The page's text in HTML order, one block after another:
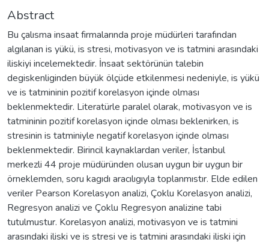
Abstract
Bu çalısma insaat firmalarında proje müdürleri tarafından
algılanan is yükü, is stresi, motivasyon ve is tatmini arasındaki
iliskiyi incelemektedir. İnsaat sektörünün talebin
degiskenliginden büyük ölçüde etkilenmesi nedeniyle, is yükü
ve is tatmininin pozitif korelasyon içinde olması
beklenmektedir. Literatürle paralel olarak, motivasyon ve is
tatmininin pozitif korelasyon içinde olması beklenirken, is
stresinin is tatminiyle negatif korelasyon içinde olması
beklenmektedir. Birincil kaynaklardan veriler, İstanbul
merkezli 44 proje müdüründen olusan uygun bir uygun bir
örneklemden, soru kagıdı aracılıgıyla toplanmıstır. Elde edilen
veriler Pearson Korelasyon analizi, Çoklu Korelasyon analizi,
Regresyon analizi ve Çoklu Regresyon analizine tabi
tutulmustur. Korelasyon analizi, motivasyon ve is tatmini
arasındaki iliski ve is stresi ve is tatmini arasındaki iliski için